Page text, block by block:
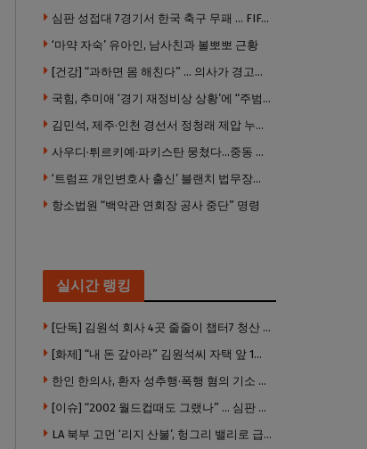
심판 성접대 7경기서 한국 축구 무패 … FIFA 국제 스캔들 번지나
‘마약 자숙’ 유아인, 남사친과 볼뽀뽀 근황
[건강] “과하면 몸 해친다” … 의사가 경고한 ‘건강습관’ 5가지
국힘, 추미애 ‘경기 재정비상 상황’에 “주범은 이재명 전 지사”
김민석, 제주·인천 경선서 정청래 제압 누적 1위 탈환
사우디·튀르키예·파키스탄 뭉쳤다…중동 새 안보축 부상하나
‘트럼프 개인변호사 출신’ 블랜치 법무장관 인준…상원 50대49 가결
항소법원 “백악관 연회장 공사 중단” 명령
실시간 랭킹
[단독] 김원석 회사 4곳 줄줄이 챕터7 청산 절차 … 3개 법인 같은 날 동시 파산 신청
[화제] “내 돈 갚아라” 김원석씨 자택 앞 1인 광대 시위 … 한인 투자사, “108만 달러 못받아”
한인 한의사, 환자 성추행·폭행 혐의 기소 … 면허 긴급정지
[이슈] “2002 월드컵때도 그랬나” … 심판 성접대 의혹 해외로 일파만파, 4강 신화까지 불똥
LA 북부 고먼 ‘리지 산불’, 헝그리 밸리로 급확산 … 5번 Fwy 양방향 전면 폐쇄